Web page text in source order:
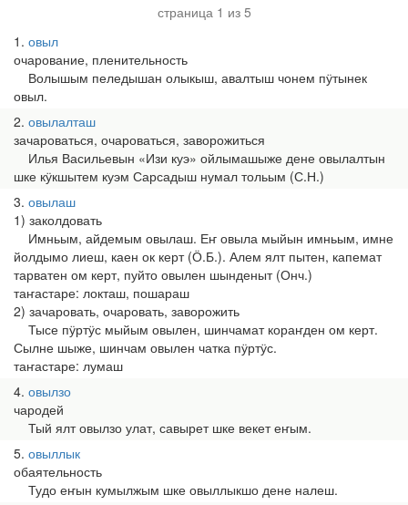
страница 1 из 5
1 овыл
очарование, пленительность
Волышым пеледышан олыкыш, авалтыш чонем пӱтынек
овыл.
2 овылалташ
зачароваться, очароваться, заворожиться
Илья Васильевын «Изи куэ» ойлымашыже дене овылалтын
шке кӱкшытем куэм Сарсадыш нумал тольым (С.Н.)
3 овылаш
1) заколдовать
Имньым, айдемым овылаш. Еҥ овыла мыйын имньым, имне
йолдымо лиеш, каен ок керт (Ӧ.Б.). Алем ялт пытен, капемат
тарватен ом керт, пуйто овылен шынденыт (Онч.)
таҥастаре: локташ, пошараш
2) зачаровать, очаровать, заворожить
Тысе пӱртӱс мыйым овылен, шинчамат кораҥден ом керт.
Сылне шыже, шинчам овылен чатка пӱртӱс.
таҥастаре: лумаш
4 овылзо
чародей
Тый ялт овылзо улат, савырет шке векет еҥым.
5 овыллык
обаятельность
Тудо еҥын кумылжым шке овыллыкшо дене налеш.